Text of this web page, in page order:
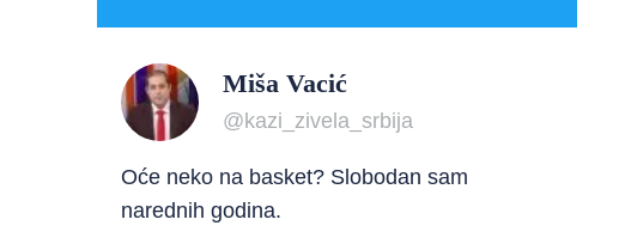
Miša Vacić
@kazi_zivela_srbija
Oće neko na basket? Slobodan sam
narednih godina.